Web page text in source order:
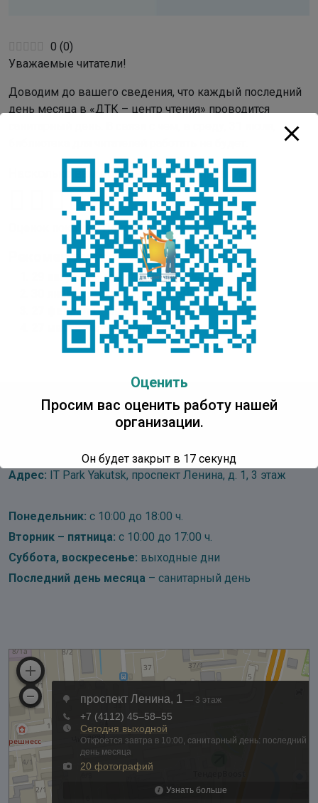
0 (0)
Уважаемые читатели!
Доводим до вашего сведения, что каждый последний
день месяца в «ДТК – центр чтения» проводится
Насколько вам понравилась публикация?
Оценок пока нет. Поставьте оценку первым.
Рекомендуем:
29 августа – санитарный день
30 января – санитарный день
27 февраля – санитарный день
27 марта – санитарный день
Детская Точка Кипения
Адрес: IT Park Yakutsk, проспект Ленина, д. 1, 3 этаж
Понедельник: с 10:00 до 18:00 ч.
Вторник – пятница: с 10:00 до 17:00 ч.
Суббота, воскресенье: выходные дни
Последний день месяца – санитарный день
Оценить
Просим вас оценить работу нашей
организации.
Он будет закрыт в 16 секунд